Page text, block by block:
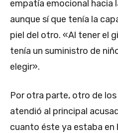
empatía emocional hacia
aunque sí que tenía la
piel del otro. «Al tener el
tenía un suministro de
elegir».
Por otra parte, otro de
atendió al principal
cuanto éste ya estaba en